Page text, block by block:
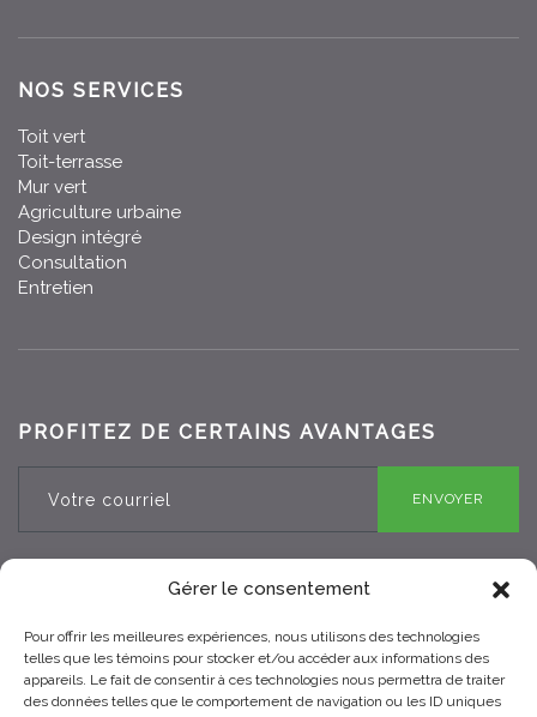
Gérer le consentement
Pour offrir les meilleures expériences, nous utilisons des technologies
telles que les témoins pour stocker et/ou accéder aux informations des
appareils. Le fait de consentir à ces technologies nous permettra de traiter
des données telles que le comportement de navigation ou les ID uniques
NOS SERVICES
Toit vert
Toit-terrasse
Mur vert
Agriculture urbaine
Design intégré
Consultation
Entretien
PROFITEZ DE CERTAINS AVANTAGES
ENVOYER
RBQ 8330-0970-25